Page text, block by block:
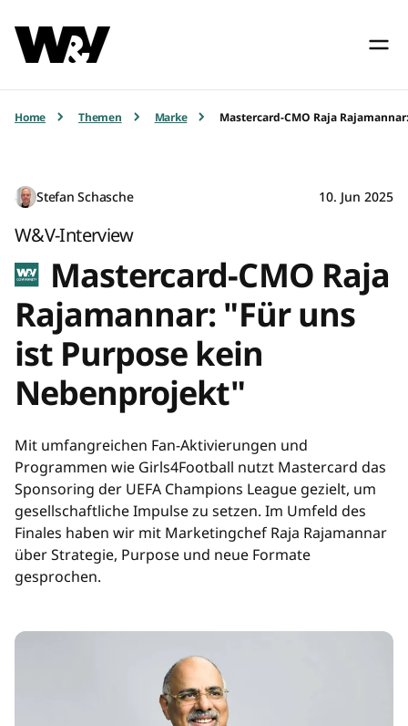
Home Themen Marke Mastercard-CMO Raja
Stefan Schasche 10. Jun 2025
W&V-Interview
Mastercard-CMO Raja
Rajamannar: "Für uns
ist Purpose kein
Nebenprojekt"
Mit umfangreichen Fan-Aktivierungen und
Programmen wie Girls4Football nutzt Mastercard das
Sponsoring der UEFA Champions League gezielt, um
gesellschaftliche Impulse zu setzen. Im Umfeld des
Finales haben wir mit Marketingchef Raja Rajamannar
über Strategie, Purpose und neue Formate
gesprochen.